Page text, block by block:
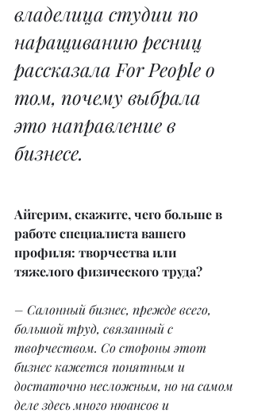
владелица студии по
наращиванию ресниц
рассказала For People о
том, почему выбрала
это направление в
бизнесе.
Айгерим, скажите, чего больше в
работе специалиста вашего
профиля: творчества или
тяжелого физического труда?
– Салонный бизнес, прежде всего,
большой труд, связанный с
творчеством. Со стороны этот
бизнес кажется понятным и
достаточно несложным, но на самом
деле здесь много нюансов и